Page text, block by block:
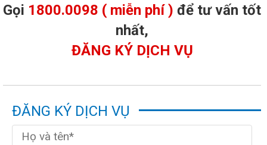
Gọi 1800.0098 ( miễn phí ) để tư vấn tốt
nhất,
ĐĂNG KÝ DỊCH VỤ
ĐĂNG KÝ DỊCH VỤ